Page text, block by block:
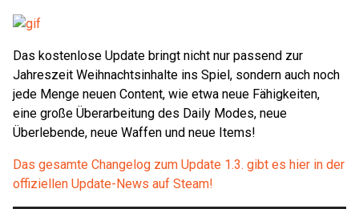
Das kostenlose Update bringt nicht nur passend zur
Jahreszeit Weihnachtsinhalte ins Spiel, sondern auch noch
jede Menge neuen Content, wie etwa neue Fähigkeiten,
eine große Überarbeitung des Daily Modes, neue
Überlebende, neue Waffen und neue Items!
Das gesamte Changelog zum Update 1.3. gibt es hier in der
offiziellen Update-News auf Steam!